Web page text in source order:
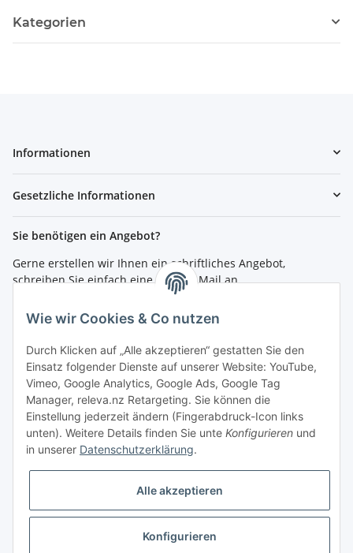
Kategorien
Informationen
Gesetzliche Informationen
Sie benötigen ein Angebot?
Gerne erstellen wir Ihnen ein schriftliches Angebot,
schreiben Sie einfach eine kurze E-Mail an
Bestellen per Fax oder Tel:
Tel.: 0261 / 50089561
Fax: 0261 / 50089555
So erreichen Sie uns
Shop.4teachers.de
Maximinstraße 1
56072 Koblenz
Tel.: 0261 / 50089561
Vertrag widerrufen
Wie wir Cookies & Co nutzen
Durch Klicken auf „Alle akzeptieren“ gestatten Sie den
Einsatz folgender Dienste auf unserer Website: YouTube,
Vimeo, Google Analytics, Google Ads, Google Tag
Manager, releva.nz Retargeting. Sie können die
Einstellung jederzeit ändern (Fingerabdruck-Icon links
unten). Weitere Details finden Sie unte Konfigurieren und
in unserer Datenschutzerklärung.
Alle akzeptieren
Konfigurieren